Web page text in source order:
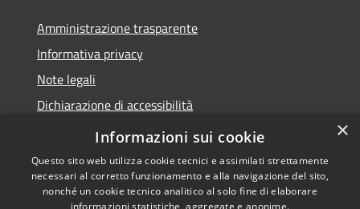
Amministrazione trasparente
Informativa privacy
Note legali
Dichiarazione di accessibilità
Moduli Privacy Amministrazione trasparente
×
Informazioni sui cookie
Questo sito web utilizza cookie tecnici e assimilati strettamente
necessari al corretto funzionamento e alla navigazione del sito,
nonché un cookie tecnico analitico al solo fine di elaborare
informazioni statistiche, aggregate e anonime.